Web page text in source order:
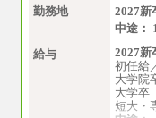
勤務地
2027新
中途：
給与
2027新
初任給
大学
大学卒
短大・